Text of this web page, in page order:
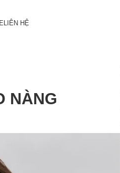
LIÊN HỆ
NÀNG